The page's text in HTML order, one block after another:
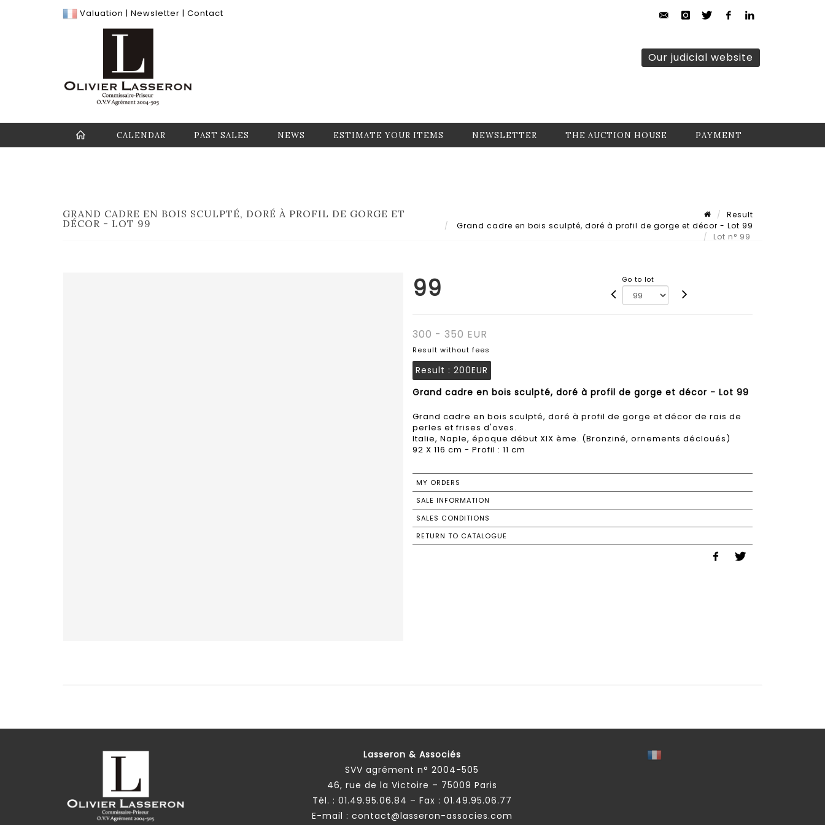
Valuation | Newsletter | Contact
Our judicial website
CALENDAR PAST SALES NEWS ESTIMATE YOUR ITEMS NEWSLETTER THE AUCTION HOUSE PAYMENT
GRAND CADRE EN BOIS SCULPTÉ, DORÉ À PROFIL DE GORGE ET
DÉCOR - LOT 99
Result
Grand cadre en bois sculpté, doré à profil de gorge et décor - Lot 99
Lot n° 99
99 Go to lot
300 - 350 EUR
Result without fees
Result : 200EUR
Grand cadre en bois sculpté, doré à profil de gorge et décor - Lot 99
Grand cadre en bois sculpté, doré à profil de gorge et décor de rais de
perles et frises d'oves.
Italie, Naple, époque début XIX ème. (Bronziné, ornements décloués)
MY ORDERS
SALE INFORMATION
SALES CONDITIONS
RETURN TO CATALOGUE
Lasseron & Associés
SVV agrément n° 2004-505
46, rue de la Victoire – 75009 Paris
Tél. : 01.49.95.06.84 – Fax : 01.49.95.06.77
E-mail : contact@lasseron-associes.com